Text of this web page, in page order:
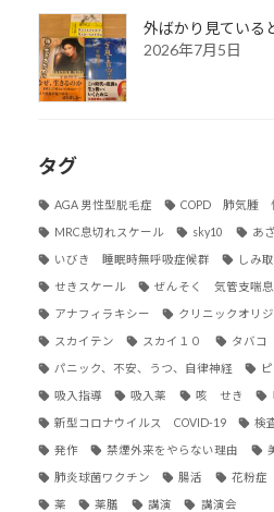
外ばかり見ている
2026年7月5日
タグ
AGA 男性型脱毛症 COPD 肺気腫
MRC息切れスケール sky10 あ
いびき 睡眠時無呼吸症候群 しみ取
せきスケール ぜんそく 気管支喘息
アナフィラキシー クリニックオリ
スカイテン スカイ１０ タバコ
パニック、不安、うつ、自律神経
吸入指導 吸入薬 咳 せき
新型コロナウイルス COVID-19 検
発作 禁煙外来をやらない理由
肺炎球菌ワクチン 腸活 花粉
薬 薬膳 講演 講演会